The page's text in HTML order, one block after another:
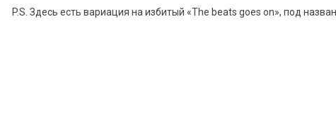
P.S. Здесь есть вариация на избитый «The beats goes on», под